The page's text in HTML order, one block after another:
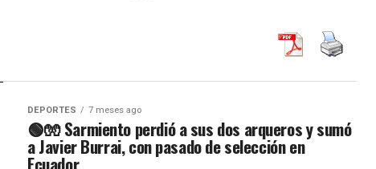
DEPORTES 7 meses ago
🟢🧤 Sarmiento perdió a sus dos arqueros y sumó
a Javier Burrai, con pasado de selección en
Ecuador